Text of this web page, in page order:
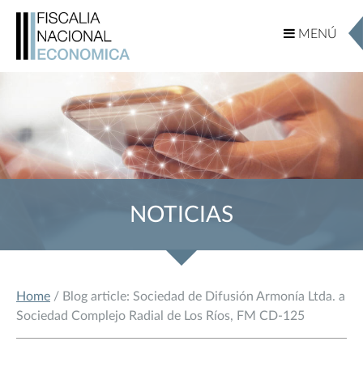
MENÚ
MENÚ
NOTICIAS
Home / Blog article: Sociedad de Difusión Armonía Ltda. a
Sociedad Complejo Radial de Los Ríos, FM CD-125